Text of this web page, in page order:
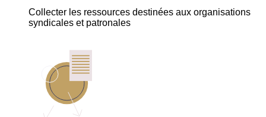
Collecter les ressources destinées aux organisations
syndicales et patronales